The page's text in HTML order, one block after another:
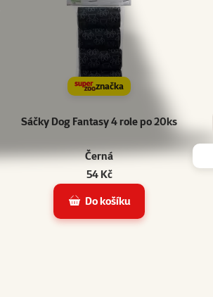
značka
Sáčky Dog Fantasy 4 role po 20ks
Černá
54 Kč
Do košíku